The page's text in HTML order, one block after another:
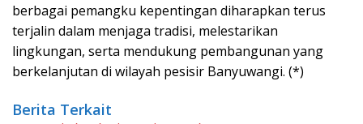
berbagai pemangku kepentingan diharapkan terus
terjalin dalam menjaga tradisi, melestarikan
lingkungan, serta mendukung pembangunan yang
berkelanjutan di wilayah pesisir Banyuwangi. (*)
Berita Terkait